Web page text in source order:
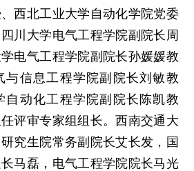
西北工业大学自动化学院党委
川大学电气工程学院副院长周
电气工程学院副院长孙媛媛教
与信息工程学院副院长刘敏教
自动化工程学院副院长陈凯教
评审专家组组长。西南交通大
究生院常务副院长艾长发，国
马磊，电气工程学院院长马光